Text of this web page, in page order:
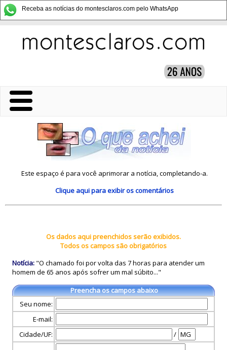
Receba as notícias do montesclaros.com pelo WhatsApp
Este espaço é para você aprimorar a notícia, completando-a.
Clique aquipara exibir os comentários
Os dados aqui preenchidos serão exibidos.
Todos os campos são obrigatórios
Notícia: "O chamado foi por volta das 7 horas para atender um
homem de 65 anos após sofrer um mal súbito..."
Preencha os campos abaixo
Seu nome:
E-mail:
Cidade/UF:
/